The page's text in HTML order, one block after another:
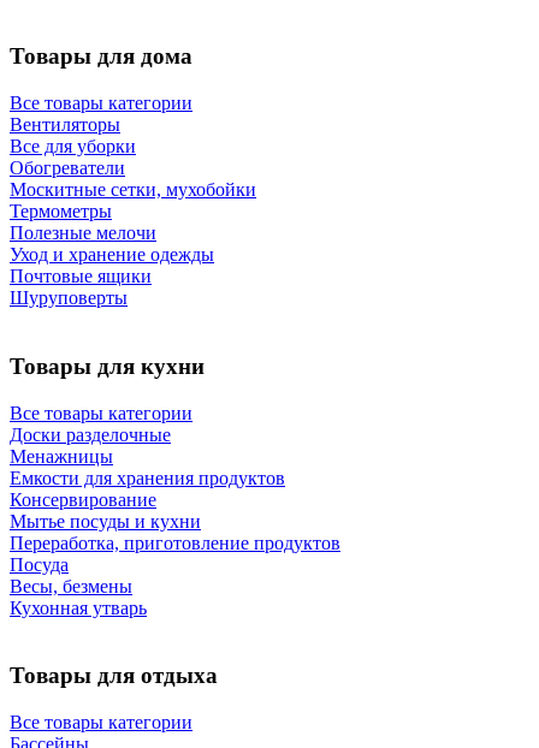
Товары для дома
Все товары категории
Вентиляторы
Все для уборки
Обогреватели
Москитные сетки, мухобойки
Термометры
Полезные мелочи
Уход и хранение одежды
Почтовые ящики
Шуруповерты
Товары для кухни
Все товары категории
Доски разделочные
Менажницы
Емкости для хранения продуктов
Консервирование
Мытье посуды и кухни
Переработка, приготовление продуктов
Посуда
Весы, безмены
Кухонная утварь
Товары для отдыха
Все товары категории
Бассейны